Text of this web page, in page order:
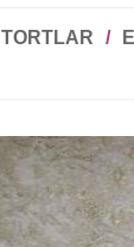
TORTLAR /